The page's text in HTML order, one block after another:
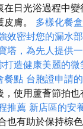
在日光浴過程中
膚。 多樣化餐
效密封您的漏水
塔，為先人提供
打造健康美麗的微
餐點 台胞證申請
，使用蘆薈節拍
推薦 新店區的安
也有助於保持棕